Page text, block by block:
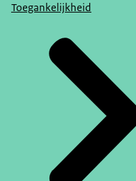
Toegankelijkheid